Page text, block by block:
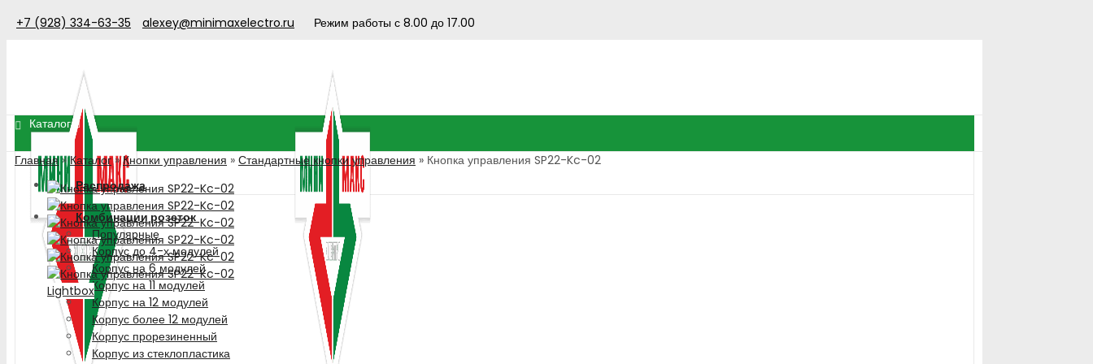
+7 (928) 334-63-35 alexey@minimaxelectro.ru Режим работы с 8.00 до 17.00
Каталог
Распродажа
Комбинации розеток
Популярные
Корпус до 4-х модулей
Корпус на 6 модулей
Корпус на 11 модулей
Корпус на 12 модулей
Корпус более 12 модулей
Корпус прорезиненный
Корпус из стеклопластика
Главная»Каталог»Кнопки управления » Стандартные кнопки управления » Кнопка управления SP22-Kc-02
Lightbox